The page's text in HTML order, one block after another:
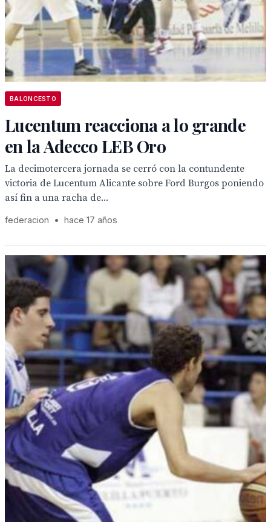
BALONCESTO
Lucentum reacciona a lo grande
en la Adecco LEB Oro
La decimotercera jornada se cerró con la contundente
victoria de Lucentum Alicante sobre Ford Burgos poniendo
así fin a una racha de...
federacion • hace 17 años